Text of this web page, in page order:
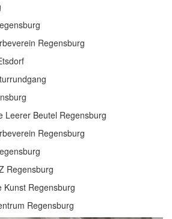
Regensburg
Leerer Beutel Regensburg
Regensburg
Regensburg
Regensburg
Regensburg